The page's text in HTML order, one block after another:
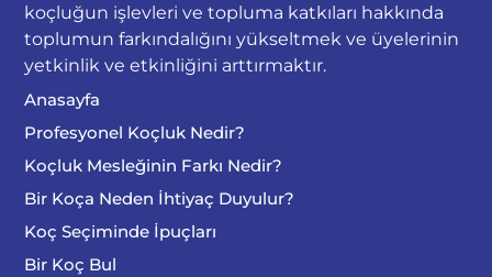
koçluğun işlevleri ve topluma katkıları hakkında
toplumun farkındalığını yükseltmek ve üyelerinin
yetkinlik ve etkinliğini arttırmaktır.
Anasayfa
Profesyonel Koçluk Nedir?
Koçluk Mesleğinin Farkı Nedir?
Bir Koça Neden İhtiyaç Duyulur?
Koç Seçiminde İpuçları
Bir Koç Bul